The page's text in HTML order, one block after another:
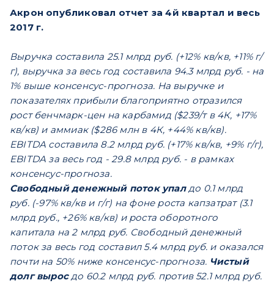
Акрон опубликовал отчет за 4й квартал и весь
2017 г.
Выручка составила 25.1 млрд руб. (+12% кв/кв, +11% г/
г), выручка за весь год составила 94.3 млрд руб. - на
1% выше консенсус-прогноза. На выручке и
показателях прибыли благоприятно отразился
рост бенчмарк-цен на карбамид ($239/т в 4К, +17%
кв/кв) и аммиак ($286 млн в 4К, +44% кв/кв).
EBITDA составила 8.2 млрд руб. (+17% кв/кв, +9% г/г),
EBITDA за весь год - 29.8 млрд руб. - в рамках
консенсус-прогноза.
Свободный денежный поток упалдо 0.1 млрд
руб. (-97% кв/кв и г/г) на фоне роста капзатрат (3.1
млрд руб., +26% кв/кв) и роста оборотного
капитала на 2 млрд руб. Свободный денежный
поток за весь год составил 5.4 млрд руб. и оказался
почти на 50% ниже консенсус-прогноза. Чистый
долг выросдо 60.2 млрд руб. против 52.1 млрд руб.